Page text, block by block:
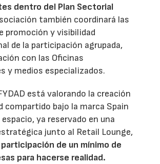
dentro del Plan Sectorial
también coordinará las
promoción y visibilidad
de la participación agrupada,
con las Oficinas
y medios especializados.
está valorando la creación
compartido bajo la marca Spain
ya reservado en una
junto al Retail Lounge,
de un mínimo de
para hacerse realidad.